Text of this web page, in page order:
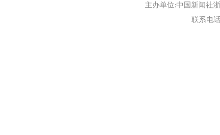
主办单位:中国新闻社
联系电